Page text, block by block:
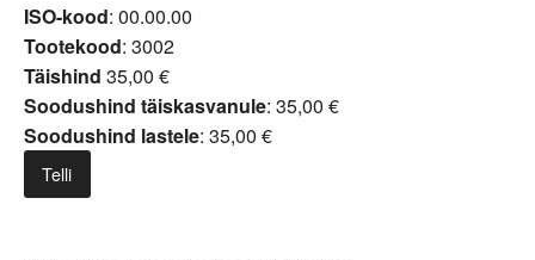
ISO-kood: 00.00.00
Tootekood: 3002
Täishind 35,00 €
Soodushind täiskasvanule: 35,00 €
Soodushind lastele: 35,00 €
Telli